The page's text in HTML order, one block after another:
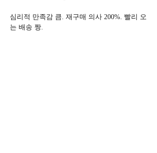
심리적 만족감 큼. 재구매 의사 200%. 빨리 오
는 배송 짱.